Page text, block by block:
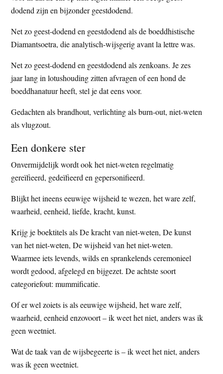
dodend zijn en bijzonder geestdodend.
Net zo geest-dodend en geestdodend als de boeddhistische
Diamantsoetra, die analytisch-wijsgerig avant la lettre was.
Net zo geest-dodend en geestdodend als zenkoans. Je zes
jaar lang in lotushouding zitten afvragen of een hond de
boeddhanatuur heeft, stel je dat eens voor.
Gedachten als brandhout, verlichting als burn-out, niet-weten
als vlugzout.
Een donkere ster
Onvermijdelijk wordt ook het niet-weten regelmatig
gereïfieerd, gedeïfieerd en gepersonifieerd.
Blijkt het ineens eeuwige wijsheid te wezen, het ware zelf,
waarheid, eenheid, liefde, kracht, kunst.
Krijg je boektitels als De kracht van niet-weten, De kunst
van het niet-weten, De wijsheid van het niet-weten.
Waarmee iets levends, wilds en sprankelends ceremonieel
wordt gedood, afgelegd en bijgezet. De achtste soort
categoriefout: mummificatie.
Of er wel zoiets is als eeuwige wijsheid, het ware zelf,
waarheid, eenheid enzovoort – ik weet het niet, anders was ik
geen weetniet.
Wat de taak van de wijsbegeerte is – ik weet het niet, anders
was ik geen weetniet.